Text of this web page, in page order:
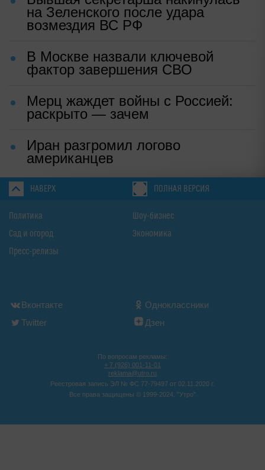
на Зеленского после удара
возмездия ВС РФ
В Москве назвали ключевой
фактор завершения СВО
Мерц жаждет войны с Россией:
раскрыто — зачем
Иран разгромил логово
американцев
НАВЕРХ ПОЛНАЯ ВЕРСИЯ
Политика
Сад и огород
Пресс-релизы
Шоу-бизнес
Экономика
Вконтакте
Одноклассники
Twitter
Дзен
По вопросам рекламы:
+ 7 (926) 001-11-01
reklama@utro.ru
Реестровая запись ЭЛ № ФС 77-79497 от 02.11.2020 г.
Все права защищены © 1999-2024. "Утро"